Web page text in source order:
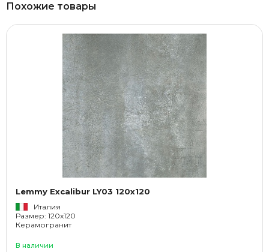
Похожие товары
Lemmy Excalibur LY03 120x120
Италия
Размер: 120x120
Керамогранит
В наличии